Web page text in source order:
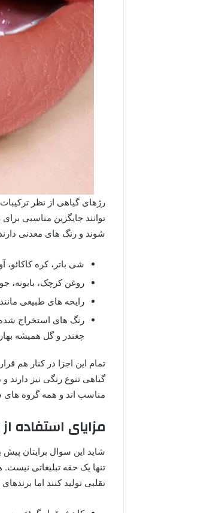
رژهای گیاهی از نظر
توانند جایگزین مناسبی
شوند و رنگ های معدنی
شی باتر، کره کاکائو،
روغن کرچک، بابونه،
رایحه های طبیعی
رنگ های استخراج شده
چغندر و گل همیشه بهار
تمام این اجزا در کنار هم
گیاهی تنوع رنگی نیز
مناسب اند و همه گروه های
مزایای استفاده
شاید این سوال برایتان پیش
تنها یک حقه تبلیغاتی
تقلبی تولید کنند اما